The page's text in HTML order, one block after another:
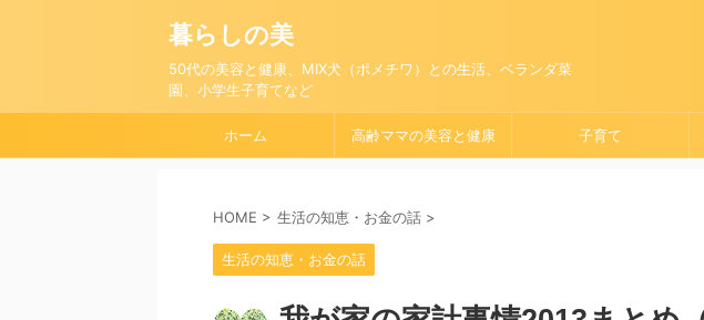
暮らしの美
50代の美容と健康、MIX犬（ポメチワ）との生活、ベランダ菜
園、小学生子育てなど
ホーム 高齢ママの美容と健康 子育て
HOME > 生活の知恵・お金の話 >
生活の知恵・お金の話